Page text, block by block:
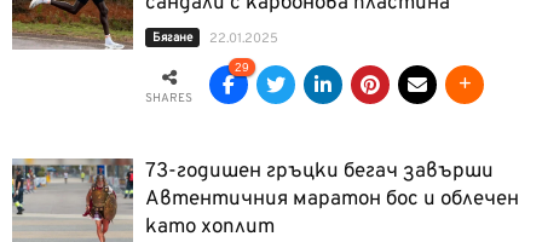
Бягане 22.01.2025
SHARES
29
73-годишен гръцки бегач завърши
Автентичния маратон бос и облечен
като хоплит